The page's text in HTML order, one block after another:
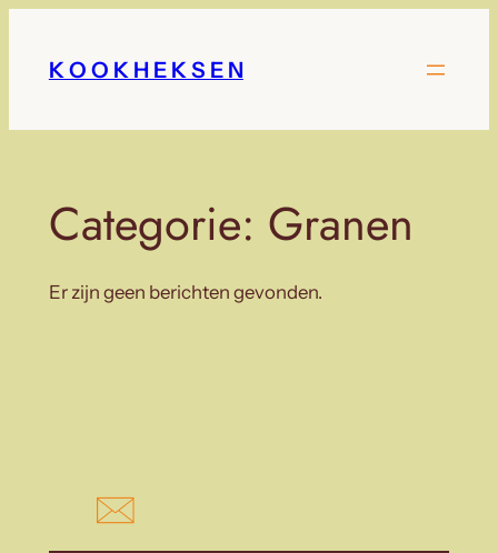
K O O K H E K S E N
Categorie: Granen
Er zijn geen berichten gevonden.